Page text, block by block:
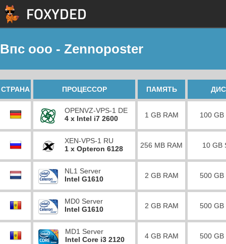
Впс ооо - Zennoposter
СТРАНА ПРОЦЕССОР ПАМЯТЬ
OPENVZ-VPS-1 DE
4 x Intel i7 2600
1 GB RAM 100 GB
XEN-VPS-1 RU
1 x Opteron 6128
256 MB RAM 10 GB
NL1 Server
Intel G1610
2 GB RAM 500 GB
MD0 Server
Intel G1610
2 GB RAM 500 GB
MD1 Server
Intel Core i3 2120
4 GB RAM 500 GB